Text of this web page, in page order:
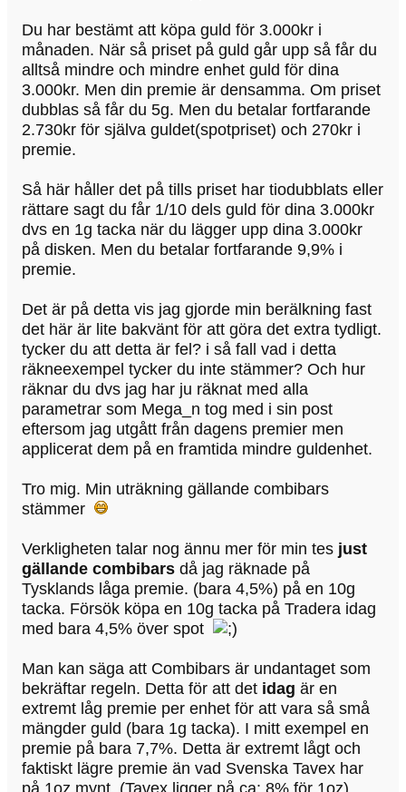
Du har bestämt att köpa guld för 3.000kr i
månaden. När så priset på guld går upp så får du
alltså mindre och mindre enhet guld för dina
3.000kr. Men din premie är densamma. Om priset
dubblas så får du 5g. Men du betalar fortfarande
2.730kr för själva guldet(spotpriset) och 270kr i
premie.
Så här håller det på tills priset har tiodubblats eller
rättare sagt du får 1/10 dels guld för dina 3.000kr
dvs en 1g tacka när du lägger upp dina 3.000kr
på disken. Men du betalar fortfarande 9,9% i
premie.
Det är på detta vis jag gjorde min berälkning fast
det här är lite bakvänt för att göra det extra tydligt.
tycker du att detta är fel? i så fall vad i detta
räkneexempel tycker du inte stämmer? Och hur
räknar du dvs jag har ju räknat med alla
parametrar som Mega_n tog med i sin post
eftersom jag utgått från dagens premier men
applicerat dem på en framtida mindre guldenhet.
Tro mig. Min uträkning gällande combibars
stämmer
Verkligheten talar nog ännu mer för min tes just
gällande combibars då jag räknade på
Tysklands låga premie. (bara 4,5%) på en 10g
tacka. Försök köpa en 10g tacka på Tradera idag
med bara 4,5% över spot
Man kan säga att Combibars är undantaget som
bekräftar regeln. Detta för att det idag är en
extremt låg premie per enhet för att vara så små
mängder guld (bara 1g tacka). I mitt exempel en
premie på bara 7,7%. Detta är extremt lågt och
faktiskt lägre premie än vad Svenska Tavex har
på 1oz mynt. (Tavex ligger på ca: 8% för 1oz)